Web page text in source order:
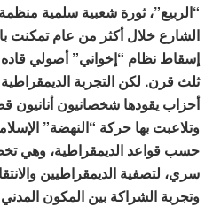
“الربيع”، ثورة شعبية سلمية
الشارع خلال أكثر من عام تمكنت
إسقاط نظام “إخواني” أصولي
ثلث قرن. لكن التجربة
أحزاب يقودها شخصانيون أنانيون
وتلاعبت بها حركة “النهضة”
حسب قواعد الديمقراطية، وهي
سري، لتصفية الديمقراطيين
وتجربة الشراكة بين المكون